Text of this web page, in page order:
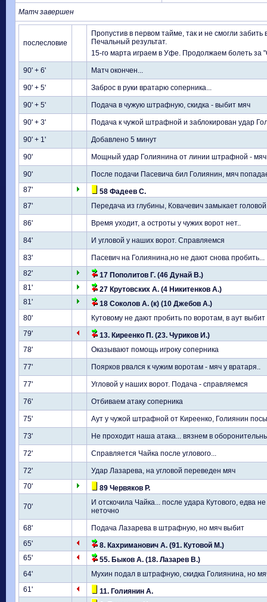
Матч завершен
послесловие
Пропустив в первом тайме, так и не смогли
Печальный результат.
15-го марта играем в Уфе. Продолжаем болеть за
90' + 6' Матч окончен...
90' + 5' Заброс в руки вратарю соперника...
90' + 5' Подача в чужую штрафную, скидка - выбит мяч
90' + 3' Подача к чужой штрафной и заблокирован удар
90' + 1' Добавлено 5 минут
90' Мощный удар Голиянина от линии штрафной - мяч
90'
После подачи Пасевича бил Голиянин, мяч
87'
58 Фадеев С.
87'
Передача из глубины, Ковачевич замыкает
86' Время уходит, а остроты у чужих ворот нет..
84' И угловой у наших ворот. Справляемся
83'
Пасевич на Голиянина,но не дают снова пробить...
82'
17 Пополитов Г. (46 Дунай В.)
81'
27 Крутовских А. (4 Никитенков А.)
81'
18 Соколов А. (к) (10 Джебов А.)
80'
Кутовому не дают пробить по воротам, в аут
79'
13. Киреенко П. (23. Чуриков И.)
78'
Оказывают помощь игроку соперника
77' Поярков рвался к чужим воротам - мяч у вратаря..
77' Угловой у наших ворот. Подача - справляемся
76' Отбиваем атаку соперника
75' Аут у чужой штрафной от Киреенко, Голиянин
73' Не проходит наша атака... вязнем в
72' Справляется Чайка после углового...
72'
Удар Лазарева, на угловой переведен мяч
70'
89 Червяков Р.
70'
И отскочила Чайка... после удара Кутового, едва
неточно
68'
Подача Лазарева в штрафную, но мяч выбит
65'
8. Кахриманович А. (91. Кутовой М.)
65'
55. Быков А. (18. Лазарев В.)
64'
Мухин подал в штрафную, скидка Голиянина, но
61'
11. Голиянин А.